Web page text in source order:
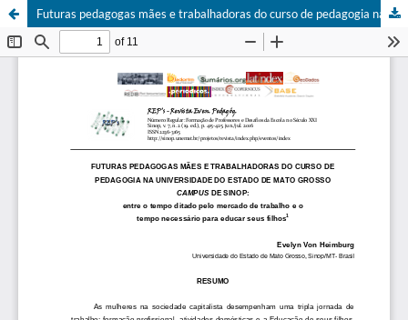
Futuras pedagogas mães e trabalhadoras do curso de pedagogia na Universidade do Estado de Mato Grosso Campus de Sinop: entre o tempo ditado pelo mercado de trabalho e o tempo necessário para educar seus filhos